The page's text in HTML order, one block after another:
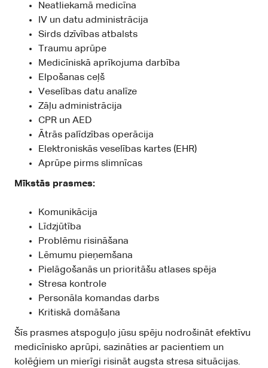
Neatliekamā medicīna
IV un datu administrācija
Sirds dzīvības atbalsts
Traumu aprūpe
Medicīniskā aprīkojuma darbība
Elpošanas ceļš
Veselības datu analīze
Zāļu administrācija
CPR un AED
Ātrās palīdzības operācija
Elektroniskās veselības kartes (EHR)
Aprūpe pirms slimnīcas
Mīkstās prasmes:
Komunikācija
Līdzjūtība
Problēmu risināšana
Lēmumu pieņemšana
Pielāgošanās un prioritāšu atlases spēja
Stresa kontrole
Personāla komandas darbs
Kritiskā domāšana
Šīs prasmes atspoguļo jūsu spēju nodrošināt efektīvu
medicīnisko aprūpi, sazināties ar pacientiem un
kolēģiem un mierīgi risināt augsta stresa situācijas.